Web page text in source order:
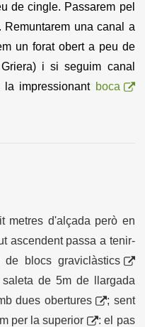
de cingle. Passarem pel
Remuntarem una canal a
un forat obert a peu de
i si seguim canal
la impressionant boca
metres d'alçada però en
ascendent passa a tenir-
de
blocs graviclàstics
de 5m de llargada
dues obertures
; sent
per la superior
: el pas